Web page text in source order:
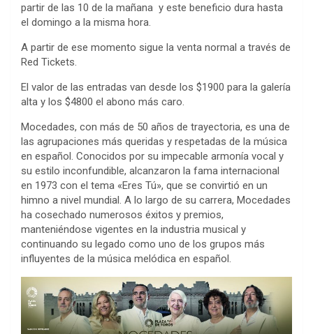
partir de las 10 de la mañana y este beneficio dura hasta
el domingo a la misma hora.
A partir de ese momento sigue la venta normal a través de
Red Tickets.
El valor de las entradas van desde los $1900 para la galería
alta y los $4800 el abono más caro.
Mocedades, con más de 50 años de trayectoria, es una de
las agrupaciones más queridas y respetadas de la música
en español. Conocidos por su impecable armonía vocal y
su estilo inconfundible, alcanzaron la fama internacional
en 1973 con el tema «Eres Tú», que se convirtió en un
himno a nivel mundial. A lo largo de su carrera, Mocedades
ha cosechado numerosos éxitos y premios,
manteniéndose vigentes en la industria musical y
continuando su legado como uno de los grupos más
influyentes de la música melódica en español.